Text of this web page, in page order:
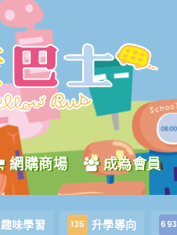
網購商場 成為會員
趣味學習 135 升學導向 693